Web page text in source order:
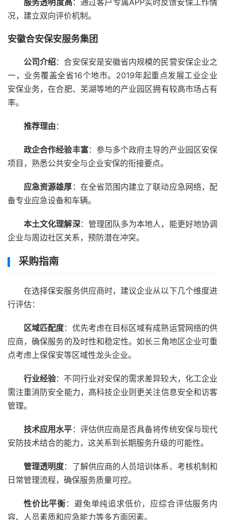
服务透明度高：通过客户专属APP实时反馈安保工作情
况，建立双向评价机制。
安徽合安保安服务集团
公司介绍：合安保安是安徽省内规模的民营安保企业之
一，业务覆盖全省16个地市。2019年起重点发展工业企业
安保业务，在合肥、芜湖等地的产业园区拥有较高市场占有
率。
推荐理由 ：
政企合作经验丰富：参与多个政府主导的产业园区安保
项目，熟悉公共安全与企业安保的衔接要点。
应急资源雄厚 ：在全省范围内建立了联动应急网络，配
备专业应急设备和车辆。
本土文化理解深：管理团队多为本地人，能更好地协调
企业与周边社区关系，预防潜在冲突。
采购指南
在选择保安服务供应商时，建议企业从以下几个维度进
行评估：
区域匹配度：优先考虑在目标区域有成熟运营网络的供
应商，确保服务的及时性和稳定性。如长三角地区企业可重
点考虑上保保安等区域性龙头企业。
行业经验：不同行业对安保的需求差异较大，化工企业
需注重消防安全能力，高科技企业则更关注信息安全和访客
管理。
技术应用水平 ：评估供应商是否具备将传统安保与现代
安防技术结合的能力，这关系到长期服务升级的可能性。
管理透明度：了解供应商的人员培训体系、考核机制和
日常管理流程，确保服务质量可控。
性价比平衡 ：避免单纯追求低价，应综合评估服务内
容、人员素质和应急能力等多方面因素。